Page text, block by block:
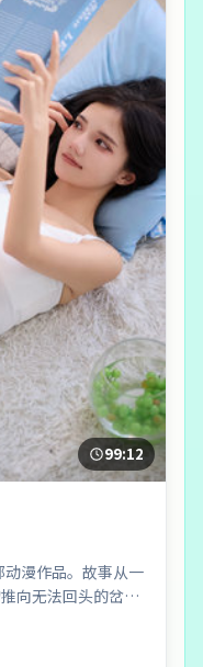
99:12
漫作品。故事从一
向无法回头的岔
有落。